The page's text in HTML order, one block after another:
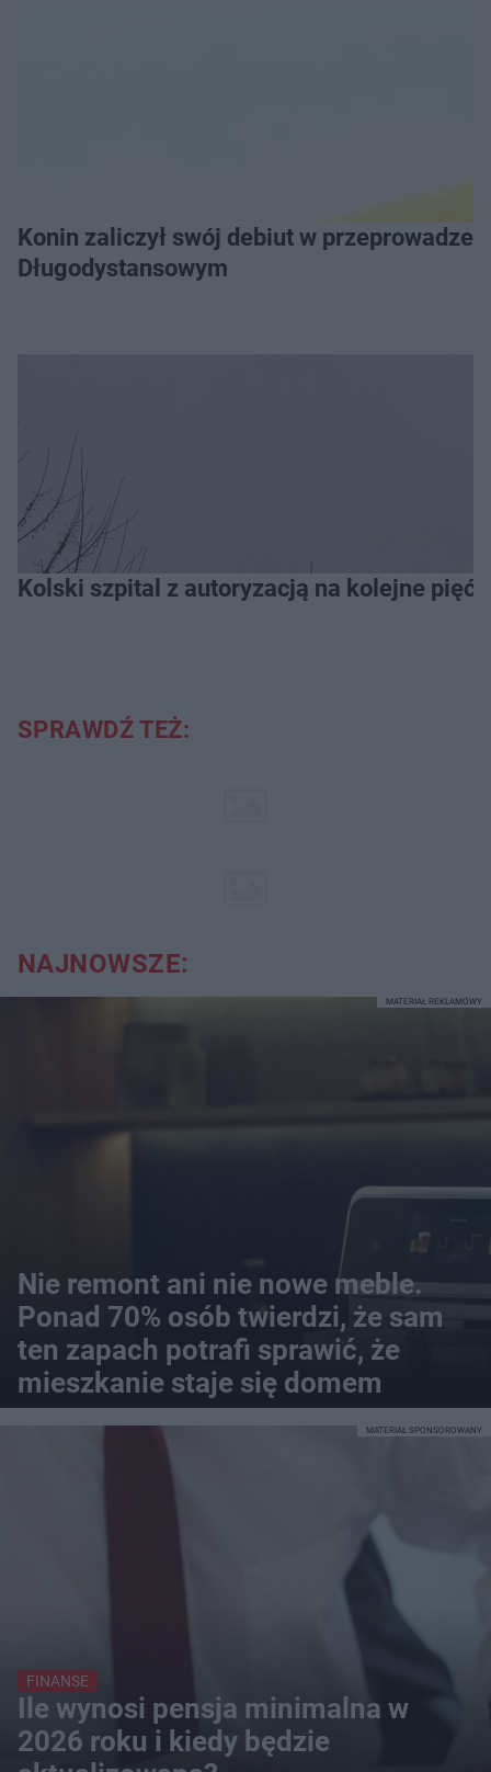
Konin zaliczył swój debiut w przeprowadzeniu Grand Prix Wielkopolski w Pływaniu
Długodystansowym
Kolski szpital z autoryzacją na kolejne pięć
SPRAWDŹ TEŻ:
NAJNOWSZE:
Nie remont ani nie nowe meble.
Ponad 70% osób twierdzi, że sam
ten zapach potrafi sprawić, że
mieszkanie staje się domem
MATERIAŁ REKLAMOWY
FINANSE
Ile wynosi pensja minimalna w
2026 roku i kiedy będzie
MATERIAŁ SPONSOROWANY